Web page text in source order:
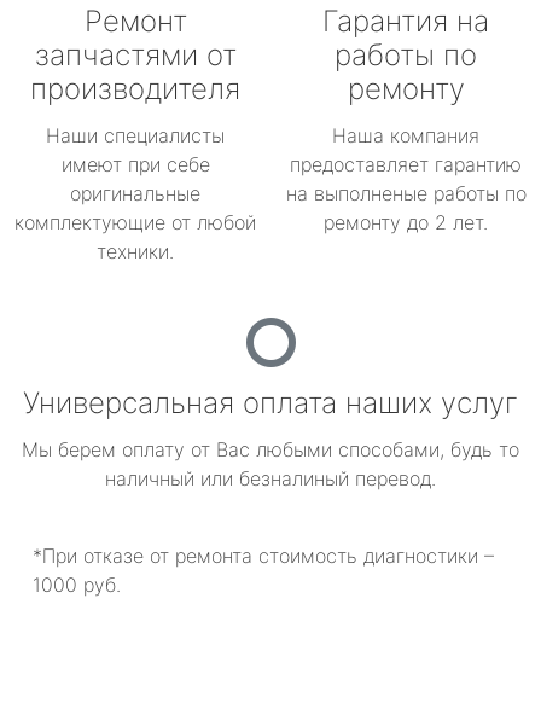
Ремонт
запчастями от
производителя
Наши специалисты
имеют при себе
оригинальные
комплектующие от любой
техники.
Гарантия на
работы по
ремонту
Наша компания
предоставляет гарантию
на выполненые работы по
ремонту до 2 лет.
Универсальная оплата наших услуг
Мы берем оплату от Вас любыми способами, будь то
наличный или безналиный перевод.
*При отказе от ремонта стоимость диагностики –
1000 руб.